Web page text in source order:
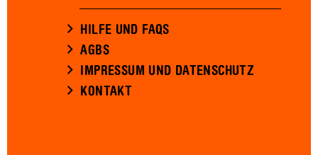
HILFE UND FAQS
AGBS
IMPRESSUM UND DATENSCHUTZ
KONTAKT